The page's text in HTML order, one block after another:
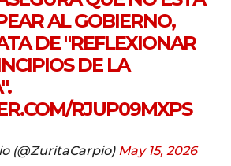
AL GOBIERNO,
DE "REFLEXIONAR
DE LA
RJUP09MXPS
(@ZuritaCarpio) May 15, 2026